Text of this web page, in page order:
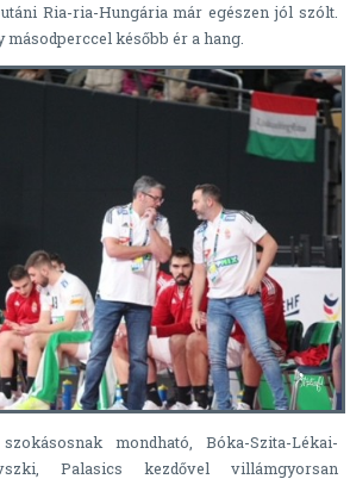
Ria-ria-Hungária már egészen jól szólt.
másodperccel később ér a hang.
mondható, Bóka-Szita-Lékai-
Palasics kezdővel villámgyorsan